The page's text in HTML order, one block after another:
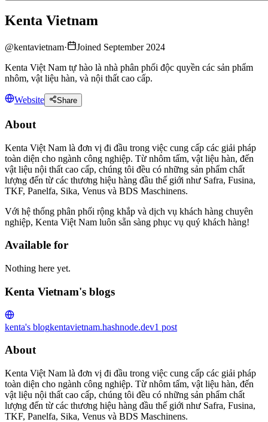
Kenta Vietnam
@kentavietnam·
Joined September 2024
Kenta Việt Nam tự hào là nhà phân phối độc quyền các sản phẩm
nhôm, vật liệu hàn, và nội thất cao cấp.
Website Share
About
Kenta Việt Nam là đơn vị đi đầu trong việc cung cấp các giải pháp
toàn diện cho ngành công nghiệp. Từ nhôm tấm, vật liệu hàn, đến
vật liệu nội thất cao cấp, chúng tôi đều có những sản phẩm chất
lượng đến từ các thương hiệu hàng đầu thế giới như Safra, Fusina,
TKF, Panelfa, Sika, Venus và BDS Maschinens.
Với hệ thống phân phối rộng khắp và dịch vụ khách hàng chuyên
nghiệp, Kenta Việt Nam luôn sẵn sàng phục vụ quý khách hàng!
Available for
Nothing here yet.
Kenta Vietnam's blogs
kenta's blogkentavietnam.hashnode.dev1 post
About
Kenta Việt Nam là đơn vị đi đầu trong việc cung cấp các giải pháp
toàn diện cho ngành công nghiệp. Từ nhôm tấm, vật liệu hàn, đến
vật liệu nội thất cao cấp, chúng tôi đều có những sản phẩm chất
lượng đến từ các thương hiệu hàng đầu thế giới như Safra, Fusina,
TKF, Panelfa, Sika, Venus và BDS Maschinens.